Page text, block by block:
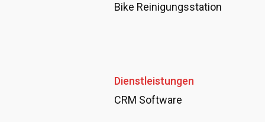
Bike Reinigungsstation
Dienstleistungen
CRM Software